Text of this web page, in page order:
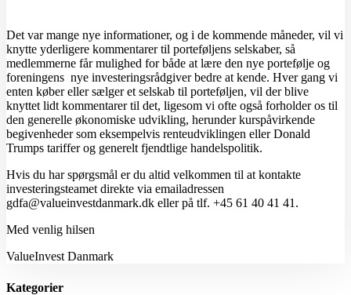
Det var mange nye informationer, og i de kommende måneder, vil vi
knytte yderligere kommentarer til porteføljens selskaber, så
medlemmerne får mulighed for både at lære den nye portefølje og
foreningens nye investeringsrådgiver bedre at kende. Hver gang vi
enten køber eller sælger et selskab til porteføljen, vil der blive
knyttet lidt kommentarer til det, ligesom vi ofte også forholder os til
den generelle økonomiske udvikling, herunder kurspåvirkende
begivenheder som eksempelvis renteudviklingen eller Donald
Trumps tariffer og generelt fjendtlige handelspolitik.
Hvis du har spørgsmål er du altid velkommen til at kontakte
investeringsteamet direkte via emailadressen
gdfa@valueinvestdanmark.dk eller på tlf. +45 61 40 41 41.
Med venlig hilsen
ValueInvest Danmark
Kategorier